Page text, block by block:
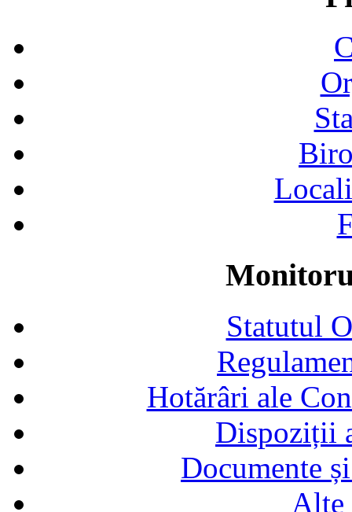
Statutul
Hotărâri ale
Dispoziții
Documente
Alte